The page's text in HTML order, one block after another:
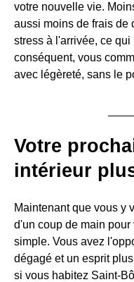
votre nouvelle vie.
aussi moins de frais de
stress à l'arrivée, ce
conséquent, vous
avec légèreté, sans le
Votre
intérieur
Maintenant que vous y
d'un coup de main
simple. Vous avez
dégagé et un esprit
si vous habitez Saint-